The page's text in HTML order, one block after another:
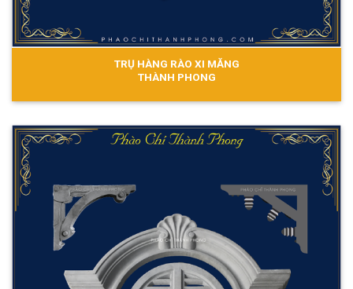
TRỤ HÀNG RÀO XI MĂNG
THÀNH PHONG